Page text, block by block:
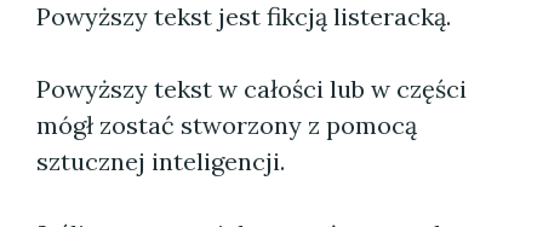
Powyższy tekst jest fikcją listeracką.
Powyższy tekst w całości lub w części
mógł zostać stworzony z pomocą
sztucznej inteligencji.